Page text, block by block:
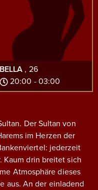
BELLA , 26
20:00 - 03:00
Der Sultan von
im Herzen der
jederzeit
Kaum drin breitet sich
Atmosphäre dieses
aus. An der einladend